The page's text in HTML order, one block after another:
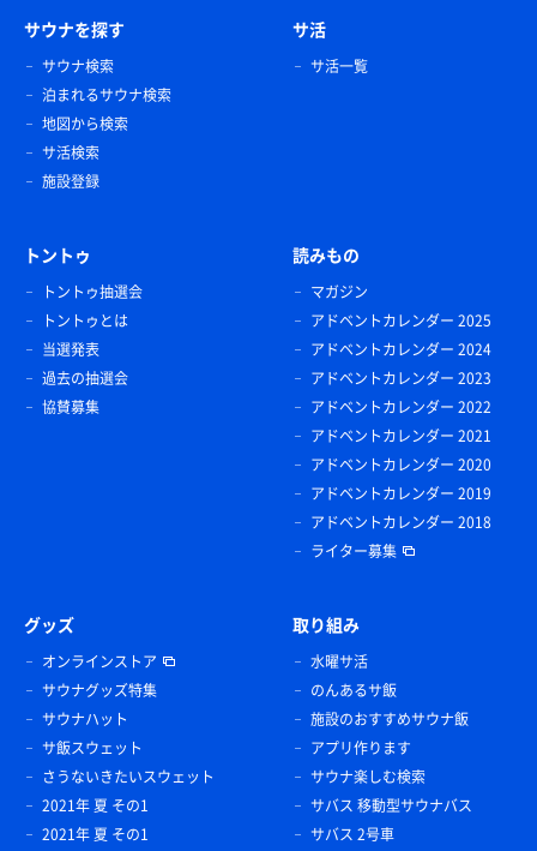
サウナを探す
サウナ検索
泊まれるサウナ検索
地図から検索
サ活検索
施設登録
サ活
サ活一覧
トントゥ
トントゥ抽選会
トントゥとは
当選発表
過去の抽選会
協賛募集
読みもの
マガジン
アドベントカレンダー 2025
アドベントカレンダー 2024
アドベントカレンダー 2023
アドベントカレンダー 2022
アドベントカレンダー 2021
アドベントカレンダー 2020
アドベントカレンダー 2019
アドベントカレンダー 2018
ライター募集
グッズ
オンラインストア
サウナグッズ特集
サウナハット
サ飯スウェット
さうないきたいスウェット
2021年 夏 その1
2021年 夏 その1
取り組み
水曜サ活
のんあるサ飯
施設のおすすめサウナ飯
アプリ作ります
サウナ楽しむ検索
サバス 移動型サウナバス
サバス 2号車